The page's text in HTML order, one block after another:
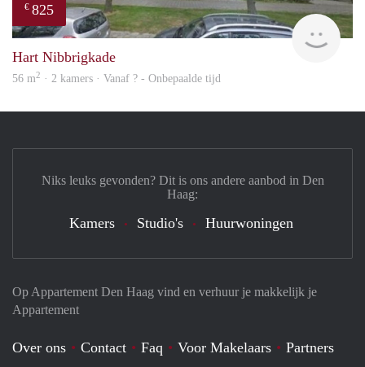
€ 825
rent
Hart Nibbrigkade
56 m2 · 2 kamers · Vanaf ? - Onbepaalde tijd
Op Appartement Den Haag vind en verhuur je makkelijk je
Appartement
Over ons Contact Faq Voor Makelaars Partners
Niks leuks gevonden? Dit is ons andere aanbod in Den
Haag:
Kamers Studio's Huurwoningen